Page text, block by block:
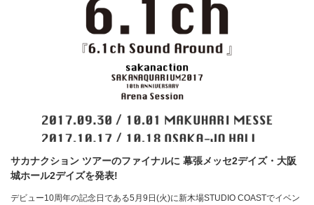
サカナクション ツアーのファイナルに 幕張メッセ2デイズ・大阪
城ホール2デイズを発表!
デビュー10周年の記念日である5月9日(火)に新木場STUDIO COASTでイベン